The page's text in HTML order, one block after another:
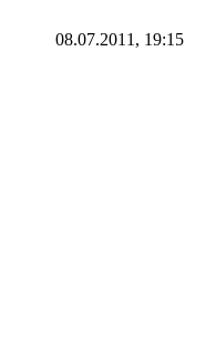
08.07.2011, 19:15